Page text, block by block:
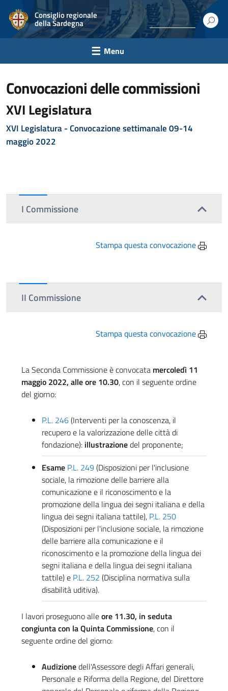
Consiglio regionale
della Sardegna
Menu
convocazioni delle commissioni
XVI Legislatura
XVI Legislatura - Convocazione settimanale 09-14
maggio 2022
I Commissione
Stampa questa convocazione
II Commissione
Stampa questa convocazione
La Seconda Commissione è convocata mercoledì 11
maggio 2022, alle ore 10.30, con il seguente ordine
del giorno:
P.L. 246(Interventi per la conoscenza, il
recupero e la valorizzazione delle città di
fondazione): illustrazionedel proponente;
Esame P.L. 249 (Disposizioni per l'inclusione
sociale, la rimozione delle barriere alla
comunicazione e il riconoscimento e la
promozione della lingua dei segni italiana e della
lingua dei segni italiana tattile), P.L. 250
(Disposizioni per l'inclusione sociale, la rimozione
delle barriere alla comunicazione e il
riconoscimento e la promozione della lingua dei
segni italiana e della lingua dei segni italiana
tattile) e P.L. 252 (Disciplina normativa sulla
disabilità uditiva).
I lavori proseguono alleore 11.30, in seduta
congiunta con la Quinta Commissione, con il
seguente ordine del giorno:
Audizionedell'Assessore degli Affari generali,
Personale e Riforma della Regione, del Direttore